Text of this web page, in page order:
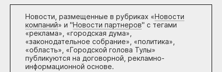
Новости, размещенные в рубриках «Новости
компаний» и "Новости партнеров" с тегами
«реклама», «городская дума»,
«законодательное собрание», «политика»,
«область», «Городской голова Тулы»
публикуются на договорной, рекламно-
информационной основе.